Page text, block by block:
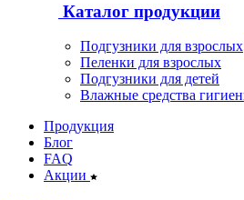
Каталог продукции
Подгузники для взрослых
Пеленки для взрослых
Подгузники для детей
Влажные средства
Продукция
Блог
FAQ
Акции